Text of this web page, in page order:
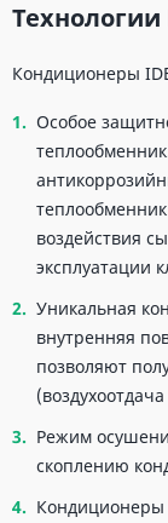
Кондиционеры
Особое
воздействия
эксплуатации
Уникальная
внутренняя
позволяют
Режим
скоплению
Кондиционеры